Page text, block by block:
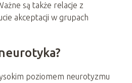
są także relacje z
akceptacji w grupach
poziomem neurotyzmu